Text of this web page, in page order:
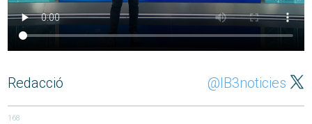
Redacció @IB3noticies
168